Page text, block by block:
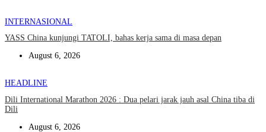
INTERNASIONAL
YASS China kunjungi TATOLI, bahas kerja sama di masa depan
August 6, 2026
HEADLINE
Dili International Marathon 2026 : Dua pelari jarak jauh asal China tiba di
Dili
August 6, 2026